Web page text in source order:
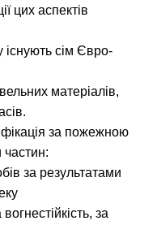
цих аспектів
сім Євро-
матеріалів,
за пожежною
частин:
за результатами
за